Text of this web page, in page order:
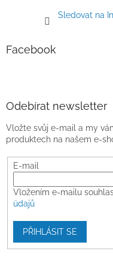
Sledovat na
Facebook
Odebírat newsletter
Vložte svůj e-mail a my
produktech na našem e-
E-mail
Vložením e-mailu
údajů
PŘIHLÁSIT SE